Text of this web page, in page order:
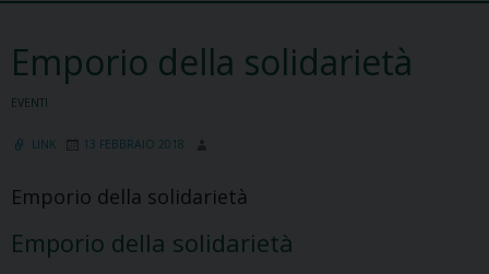
Emporio della solidarietà
EVENTI
LINK 13 FEBBRAIO 2018
Emporio della solidarietà
Emporio della solidarietà